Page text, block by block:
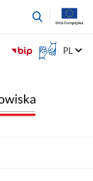
przejdź
Otwórz
okno
Zmień
PL